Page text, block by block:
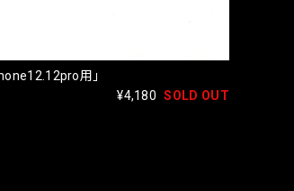
用」
¥4,180 SOLD OUT